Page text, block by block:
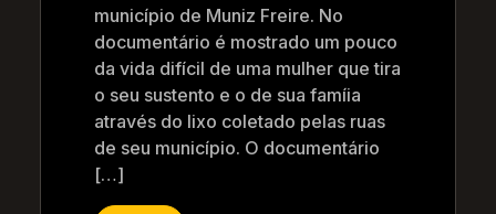
município de Muniz Freire. No
documentário é mostrado um pouco
da vida difícil de uma mulher que tira
o seu sustento e o de sua famíia
através do lixo coletado pelas ruas
de seu município. O documentário
[…]